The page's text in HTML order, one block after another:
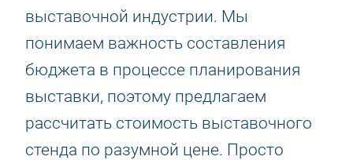
выставочной индустрии. Мы
понимаем важность составления
бюджета в процессе планирования
выставки, поэтому предлагаем
рассчитать стоимость выставочного
стенда по разумной цене. Просто